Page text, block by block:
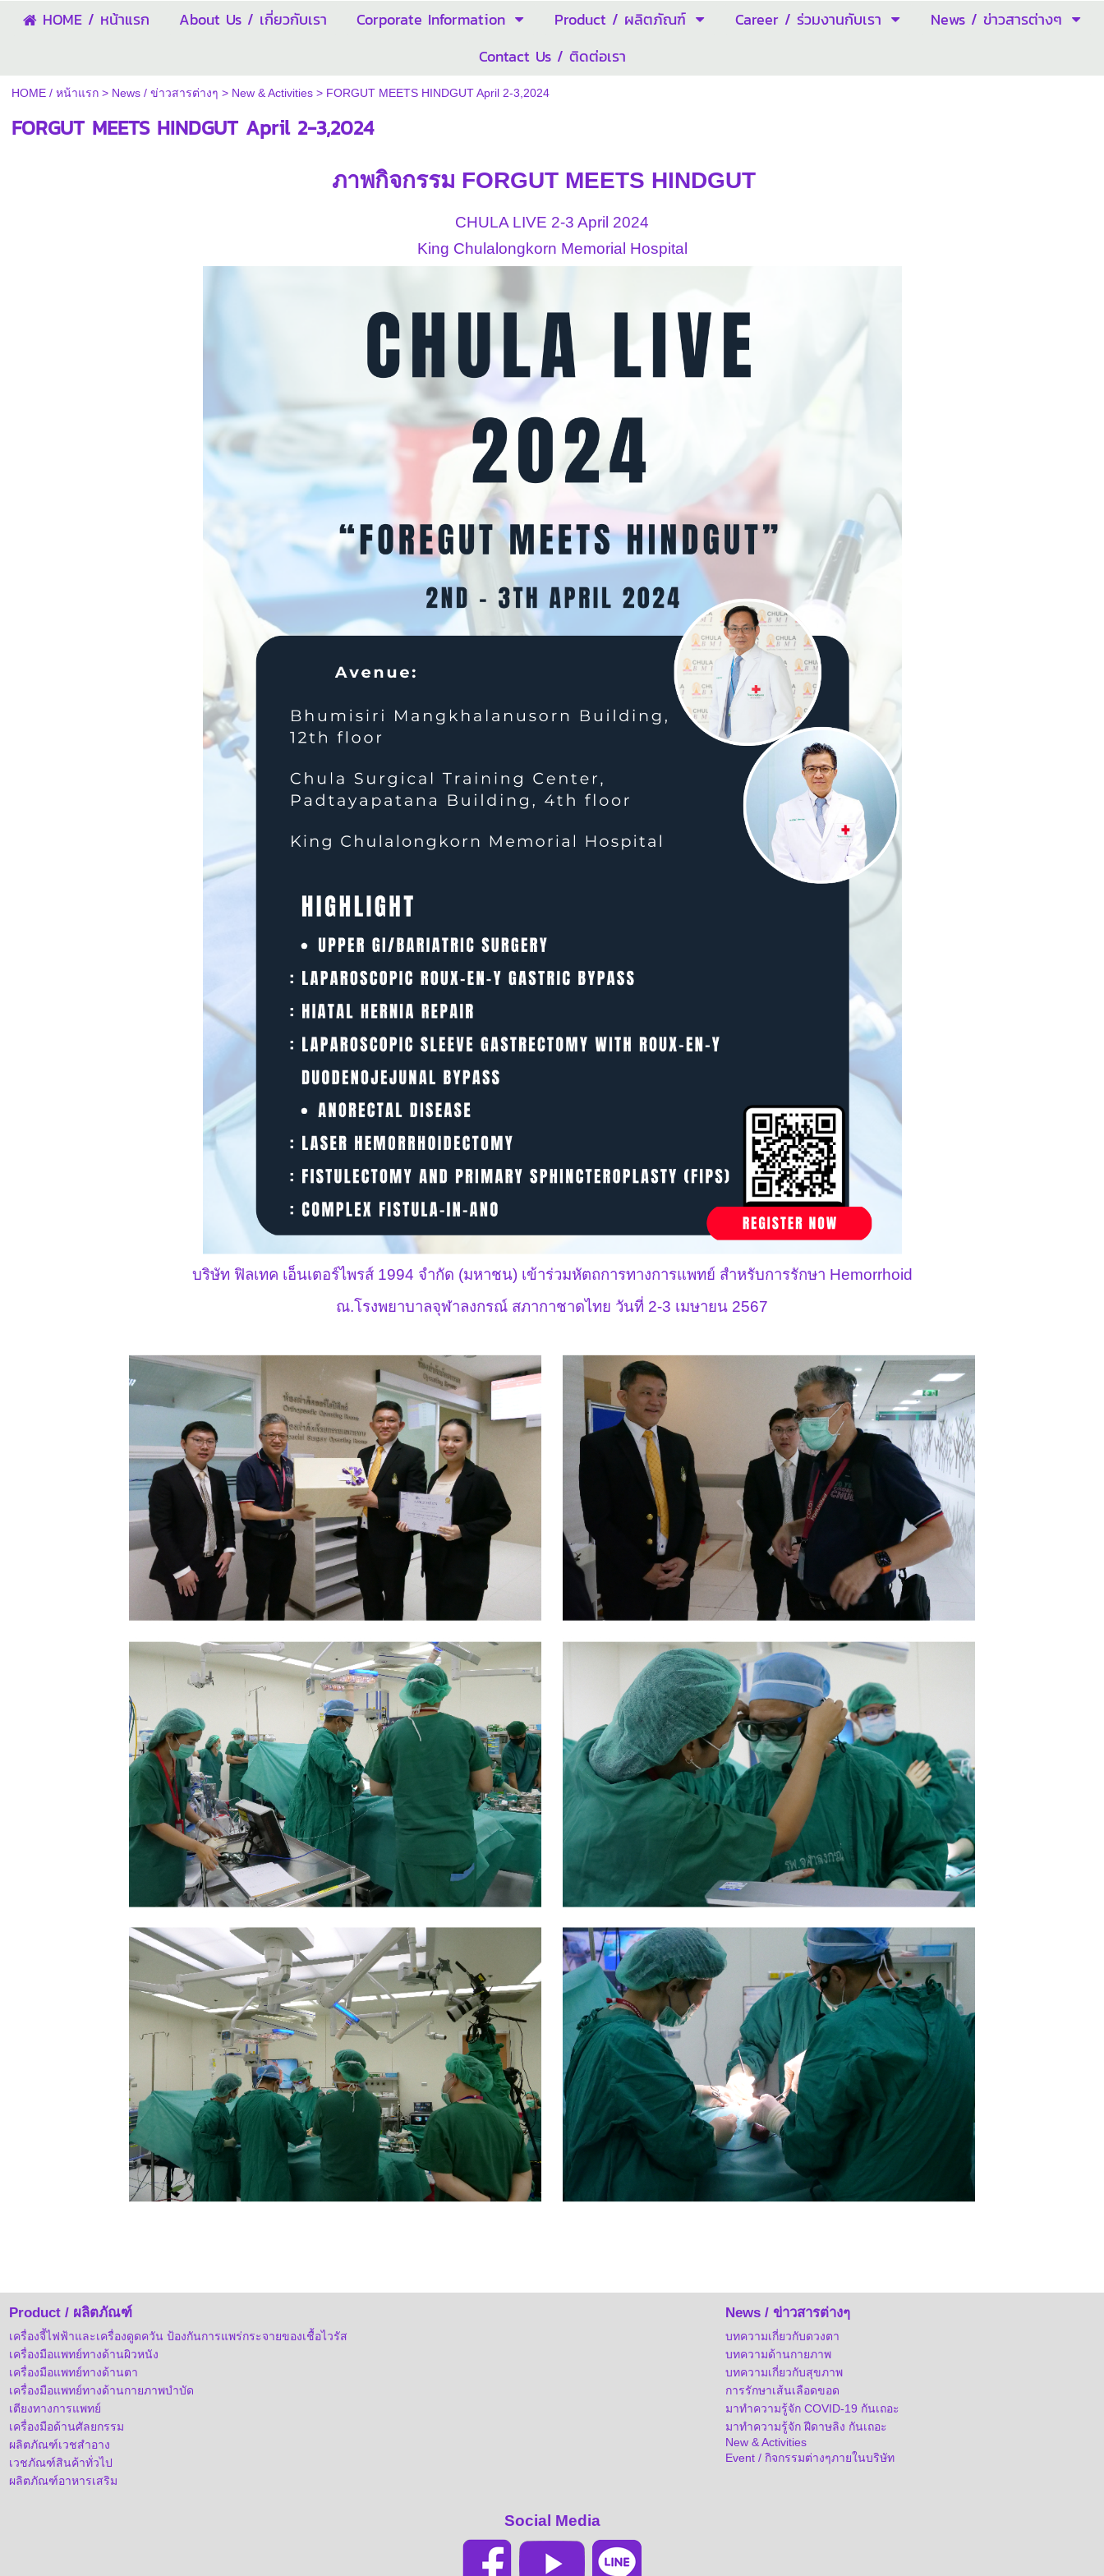
HOME / หน้าแรก About Us / เกี่ยวกับเรา Corporate Information Product / ผลิตภัณฑ์ Career / ร่วมงานกับเรา
News / ข่าวสารต่างๆ
Contact Us / ติดต่อเรา
HOME / หน้าแรก> News / ข่าวสารต่างๆ > New & Activities> FORGUT MEETS HINDGUT April 2-3,2024
FORGUT MEETS HINDGUT April 2-3,2024
ภาพกิจกรรม FORGUT MEETS HINDGUT
CHULA LIVE 2-3 April 2024
King Chulalongkorn Memorial Hospital
บริษัท ฟิลเทค เอ็นเตอร์ไพรส์ 1994 จำกัด (มหาชน) เข้าร่วมหัตถการทางการแพทย์ สำหรับการรักษา Hemorrhoid
ณ.โรงพยาบาลจุฬาลงกรณ์ สภากาชาดไทย วันที่ 2-3 เมษายน 2567
Product / ผลิตภัณฑ์
เครื่องจี้ไฟฟ้าและเครื่องดูดควัน ป้องกันการแพร่กระจายของเชื้อไวรัส
เครื่องมือแพทย์ทางด้านผิวหนัง
เครื่องมือแพทย์ทางด้านตา
เครื่องมือแพทย์ทางด้านกายภาพบำบัด
เตียงทางการแพทย์
เครื่องมือด้านศัลยกรรม
ผลิตภัณฑ์เวชสำอาง
เวชภัณฑ์สินค้าทั่วไป
ผลิตภัณฑ์อาหารเสริม
News / ข่าวสารต่างๆ
บทความเกี่ยวกับดวงตา
บทความด้านกายภาพ
บทความเกี่ยวกับสุขภาพ
การรักษาเส้นเลือดขอด
มาทำความรู้จัก COVID-19 กันเถอะ
มาทำความรู้จัก ฝีดาษลิง กันเถอะ
New & Activities
Event / กิจกรรมต่างๆภายในบริษัท
Social Media